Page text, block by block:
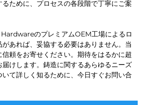
ために、プロセスの各段階で丁寧にご案
のプレミアムOEM工場によるロ
あれば、妥協する必要はありません。当
頼をお寄せください。期待をはるかに超
届けします。鋳造に関するあらゆるニーズ
て詳しく知るために、今日すぐお問い合